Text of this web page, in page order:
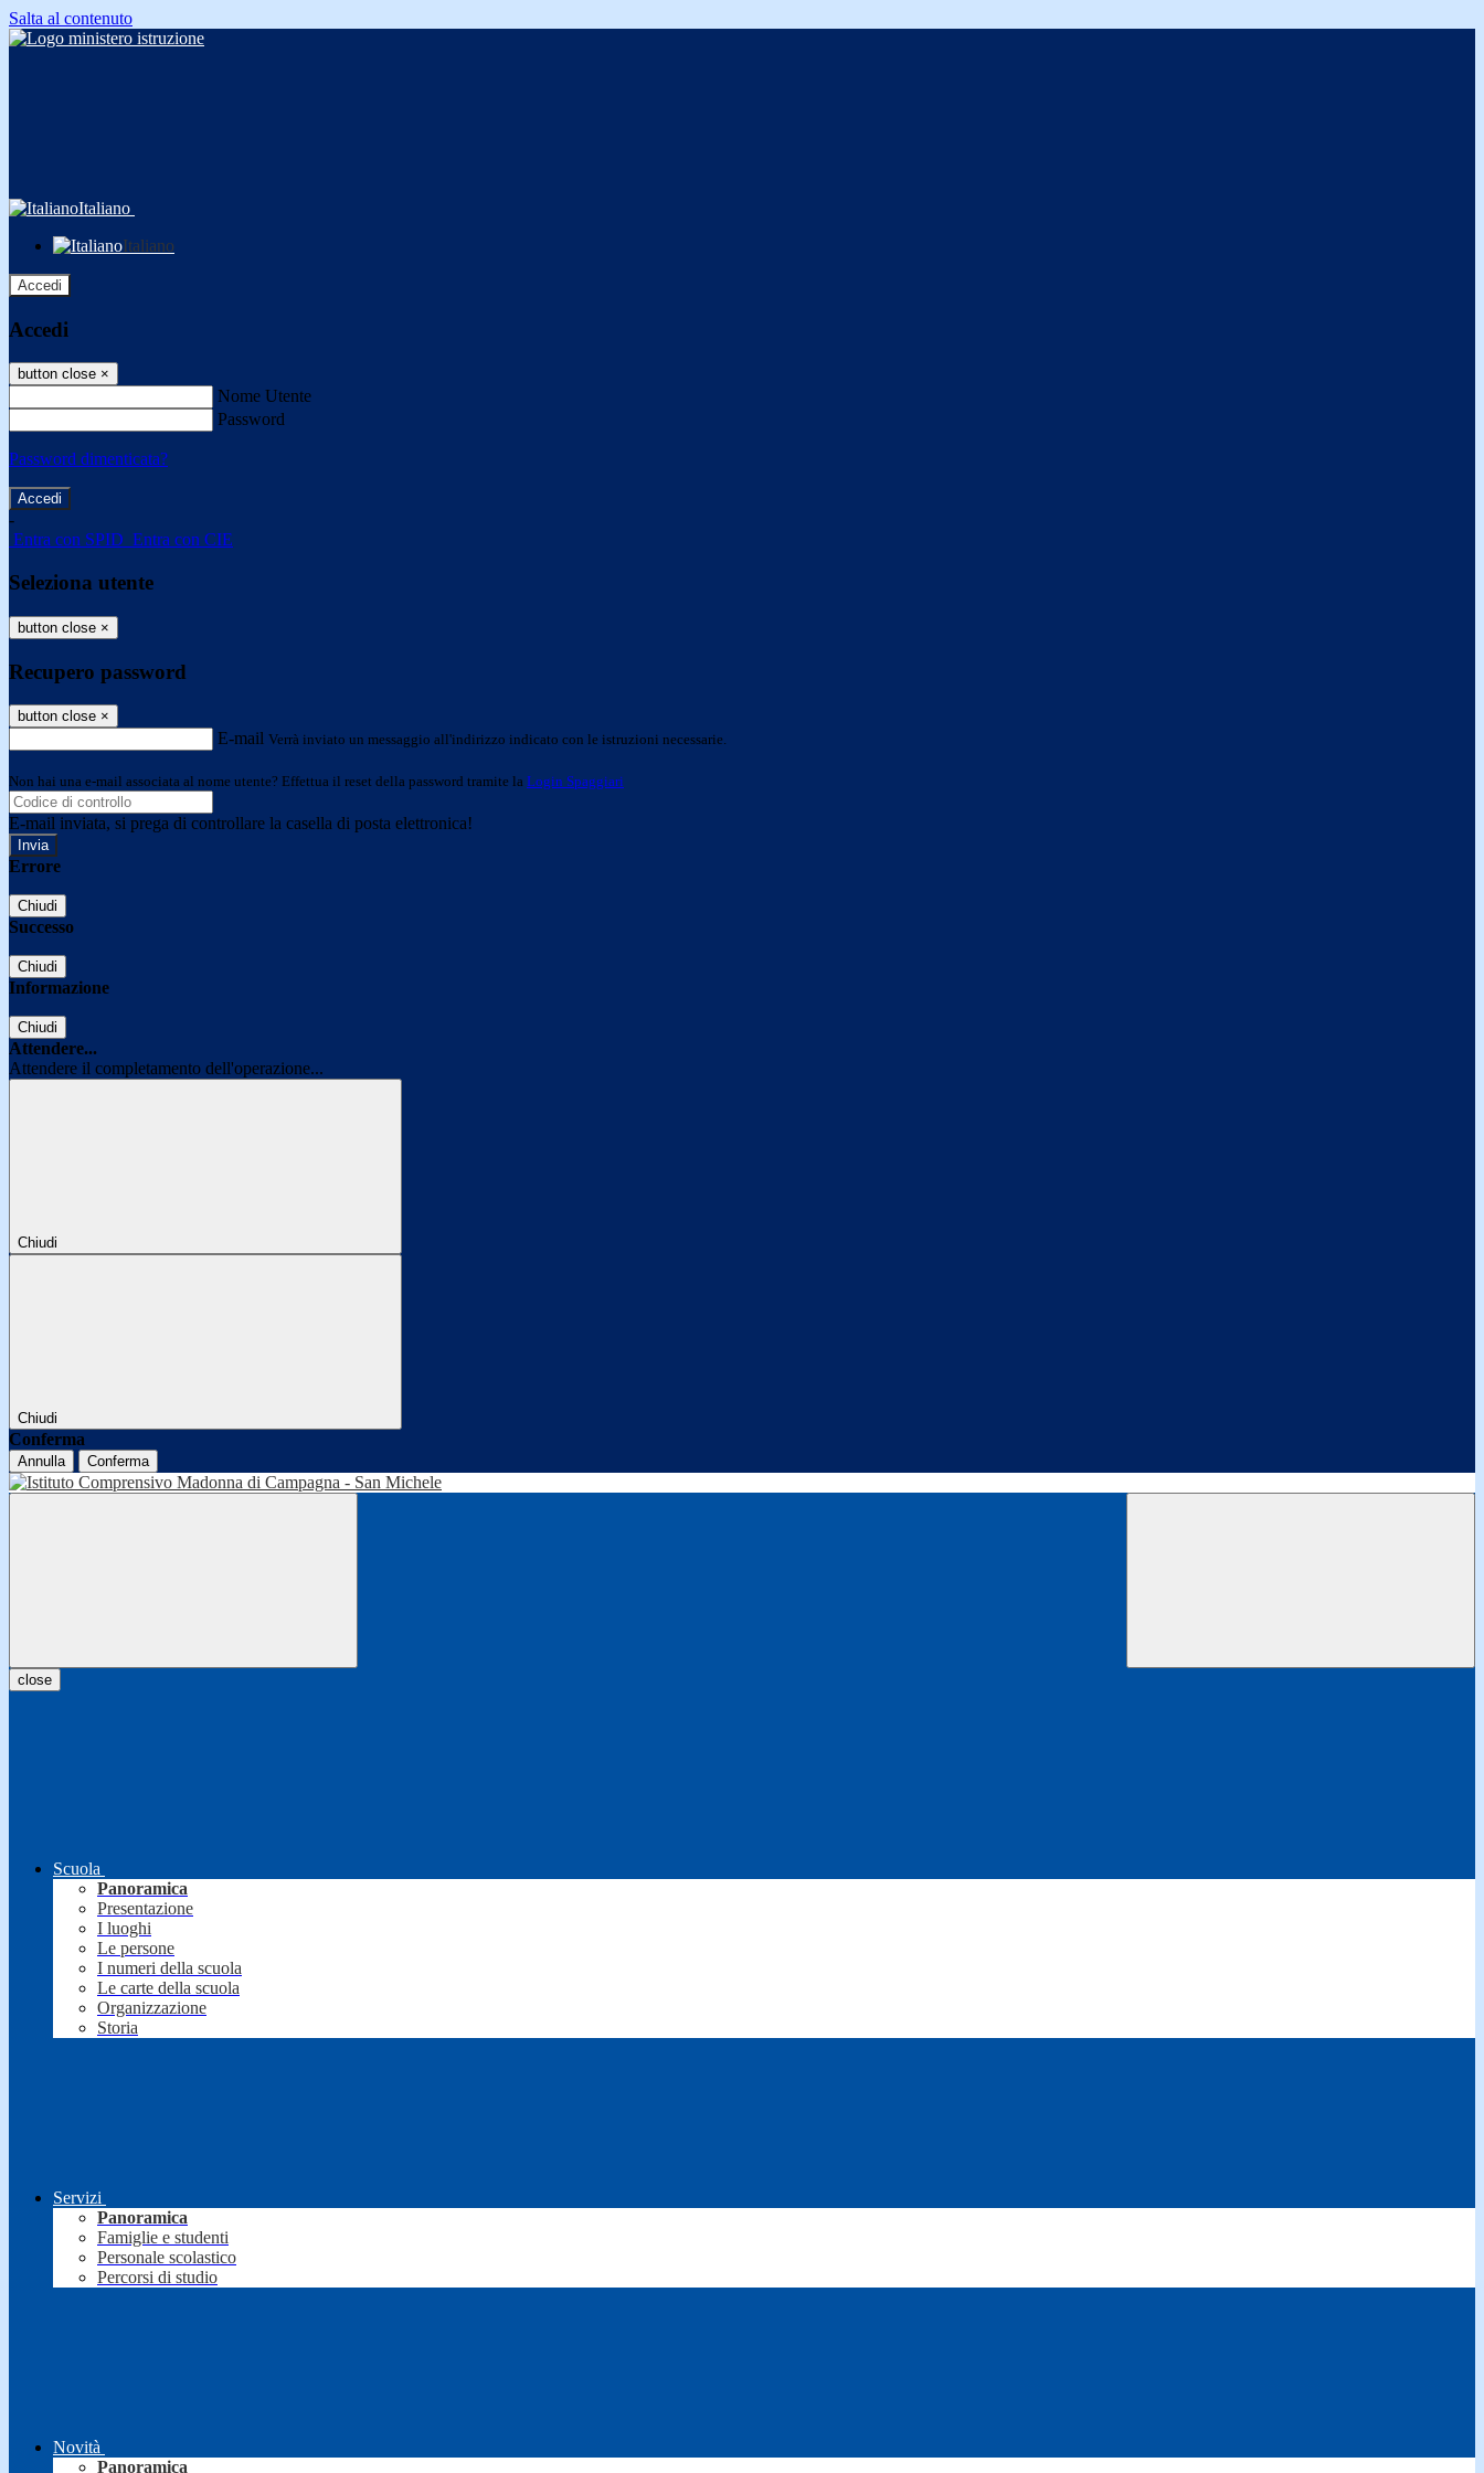
Salta al contenuto
Italiano
Italiano
Accedi
Accedi
button close ×
Nome Utente
Password
Password dimenticata?
-
Entra con SPID Entra con CIE
Seleziona utente
button close ×
Recupero password
button close ×
E-mail Verrà inviato un messaggio all'indirizzo indicato con le istruzioni necessarie.
Non hai una e-mail associata al nome utente? Effettua il reset della password tramite la Login Spaggiari
E-mail inviata, si prega di controllare la casella di posta elettronica!
Errore
Chiudi
Successo
Chiudi
Informazione
Chiudi
Attendere...
Attendere il completamento dell'operazione...
Chiudi
Chiudi
Conferma
Annulla Conferma
close
Scuola
Panoramica
Presentazione
I luoghi
Le persone
I numeri della scuola
Le carte della scuola
Organizzazione
Storia
Servizi
Panoramica
Famiglie e studenti
Personale scolastico
Percorsi di studio
Novità
Panoramica